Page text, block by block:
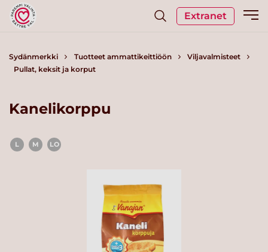
Extranet
Sydänmerkki Tuotteet ammattikeittiöön
Viljavalmisteet
Pullat, keksit ja korput
Kanelikorppu
L M LO